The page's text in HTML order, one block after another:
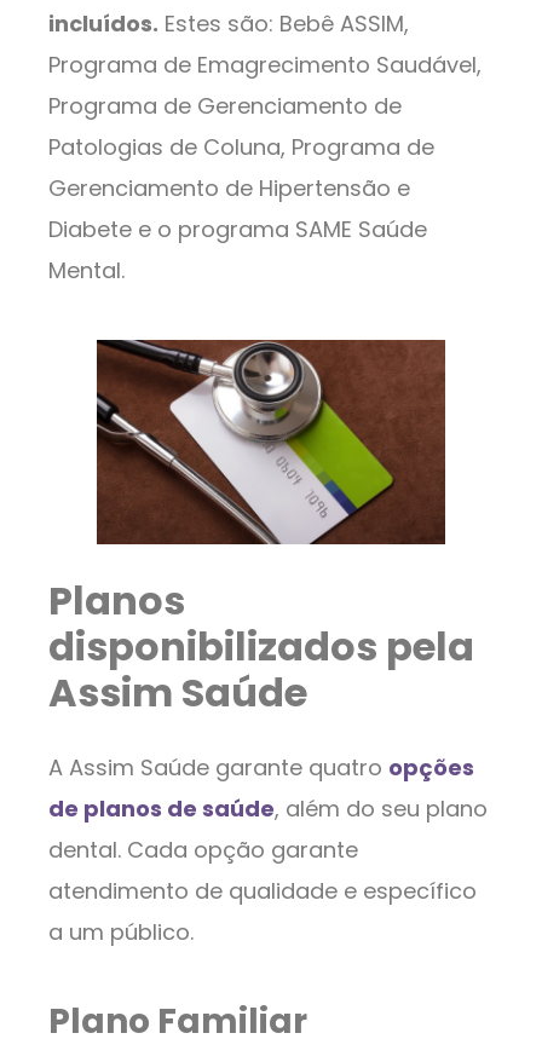
incluídos. Estes são: Bebê ASSIM,
Programa de Emagrecimento Saudável,
Programa de Gerenciamento de
Patologias de Coluna, Programa de
Gerenciamento de Hipertensão e
Diabete e o programa SAME Saúde
Mental.
Planos
disponibilizados pela
Assim Saúde
A Assim Saúde garante quatro opções
de planos de saúde, além do seu plano
dental. Cada opção garante
atendimento de qualidade e específico
a um público.
Plano Familiar